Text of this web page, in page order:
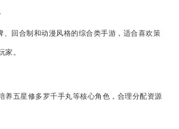
、回合制和动漫风格的综合类手游，适合喜欢策
家。
养五星修多罗千手丸等核心角色，合理分配资源